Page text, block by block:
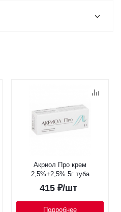
Акриол Про крем
2,5%+2,5% 5г туба
415₽/шт
Подробнее